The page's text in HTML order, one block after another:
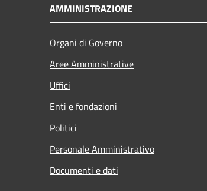
AMMINISTRAZIONE
Organi di Governo
Aree Amministrative
Uffici
Enti e fondazioni
Politici
Personale Amministrativo
Documenti e dati